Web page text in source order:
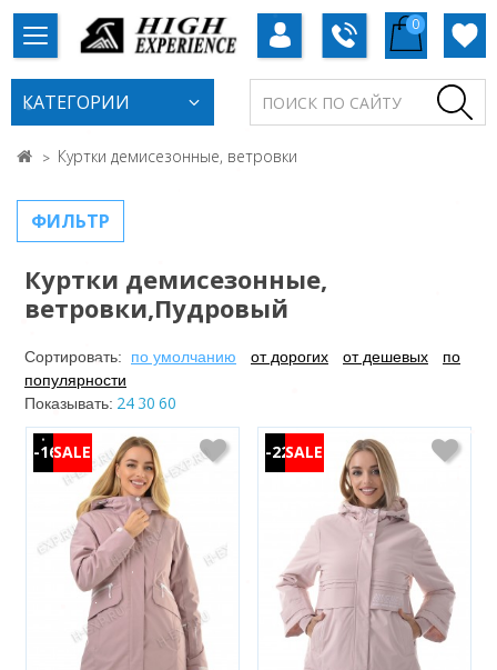
0
КАТЕГОРИИ
Куртки демисезонные, ветровки
ФИЛЬТР
Куртки демисезонные,
ветровки,Пудровый
Сортировать: по умолчанию от дорогих от дешевых
по
популярности
Показывать: 2430 60
-16% -22%